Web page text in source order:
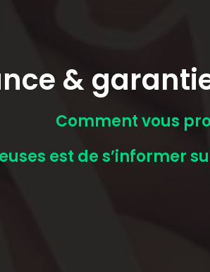
&
Comment vous
est de s’informer